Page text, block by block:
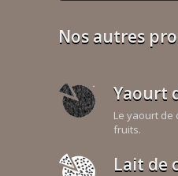
Nos autres
Yaourt
Le yaourt de
fruits.
Lait de